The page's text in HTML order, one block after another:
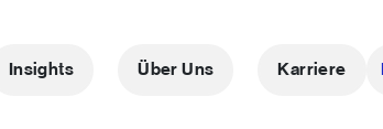
Insights Über Uns Karriere